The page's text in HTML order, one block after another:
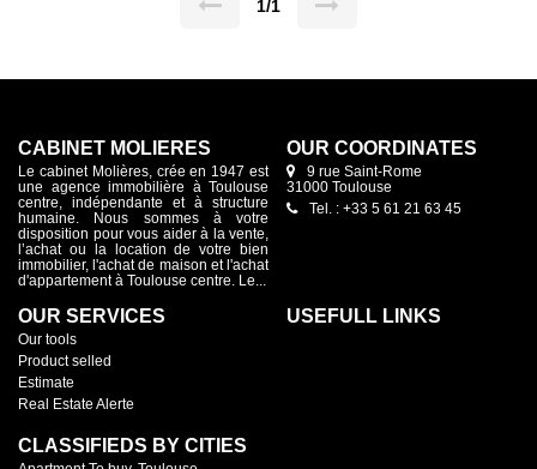
1/1
CABINET MOLIÈRES
Le cabinet Molières, crée en 1947 est
une agence immobilière à Toulouse
centre, indépendante et à structure
humaine. Nous sommes à votre
disposition pour vous aider à la vente,
l’achat ou la location de votre bien
immobilier, l'achat de maison et l'achat
d'appartement à Toulouse centre. Le...
OUR COORDINATES
9 rue Saint-Rome
31000 Toulouse
Tel. : +33 5 61 21 63 45
OUR SERVICES
Our tools
Product selled
Estimate
Real Estate Alerte
USEFULL LINKS
CLASSIFIEDS BY CITIES